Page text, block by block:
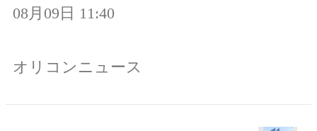
08月09日 11:40
オリコンニュース